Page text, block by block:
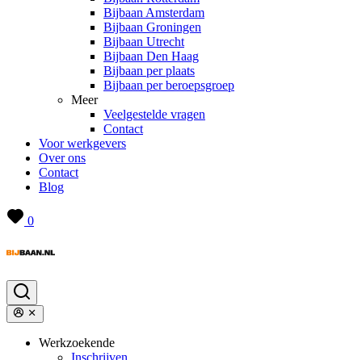
Bijbaan Amsterdam
Bijbaan Groningen
Bijbaan Utrecht
Bijbaan Den Haag
Bijbaan per plaats
Bijbaan per beroepsgroep
Meer
Veelgestelde vragen
Contact
Voor werkgevers
Over ons
Contact
Blog
0
Werkzoekende
Inschrijven